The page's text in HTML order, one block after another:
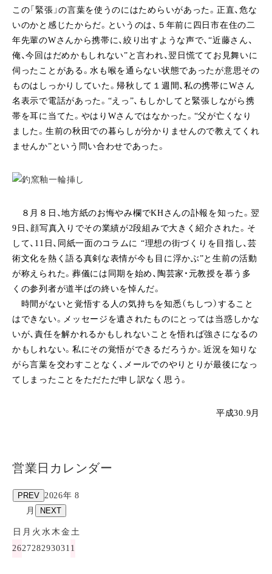
この「緊張」の言葉を使うのにはためらいがあった。正直、危な
いのかと感じたからだ。というのは、５年前に四日市在住の二
年先輩のWさんから携帯に、絞り出すような声で、“近藤さん、
俺、今回はだめかもしれない”と言われ、翌日慌ててお見舞いに
伺ったことがある。水も喉を通らない状態であったが意思その
ものはしっかりしていた。帰秋して１週間、私の携帯にWさん
名表示で電話があった。“えっ”、もしかしてと緊張しながら携
帯を耳に当てた。やはりWさんではなかった。“父が亡くなり
ました。生前の秋田での暮らしが分かりませんので教えてくれ
ませんか”という問い合わせであった。
８月８日、地方紙のお悔やみ欄でKHさんの訃報を知った。翌
9日、顔写真入りでその業績が2段組みで大きく紹介された。そ
して、11日、同紙一面のコラムに “理想の街づくりを目指し、芸
術文化を熱く語る真剣な表情が今も目に浮かぶ”と生前の活動
が称えられた。葬儀には同期を始め、陶芸家・元教授を慕う多
くの参列者が道半ばの終いを悼んだ。
時間がないと覚悟する人の気持ちを知悉（ちしつ）すること
はできない。メッセージを遺されたものにとっては当惑しかな
いが、責任を解かれるかもしれないことを悟れば強さになるの
かもしれない。私にその覚悟ができるだろうか。近況を知りな
がら言葉を交わすことなく、メールでのやりとりが最後になっ
てしまったことをただただ申し訳なく思う。
平成30.9月
営業日カレンダー
PREV 2026年 8
月
NEXT
日 月 火 水木 金 土
262728293031 1